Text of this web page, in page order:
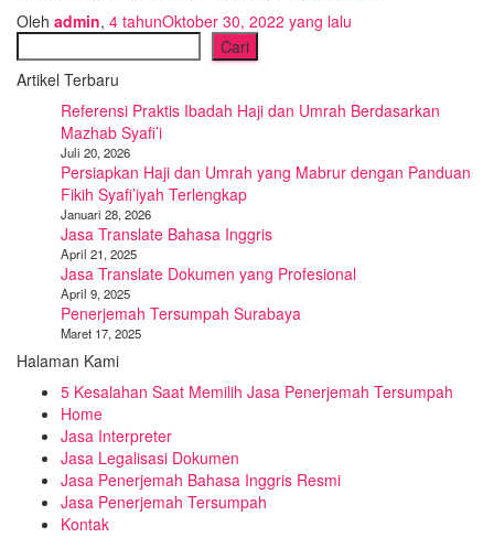
Oleh admin, 4 tahunOktober 30, 2022 yang lalu
Cari
Artikel Terbaru
Referensi Praktis Ibadah Haji dan Umrah Berdasarkan
Mazhab Syafi’i
Juli 20, 2026
Persiapkan Haji dan Umrah yang Mabrur dengan Panduan
Fikih Syafi’iyah Terlengkap
Januari 28, 2026
Jasa Translate Bahasa Inggris
April 21, 2025
Jasa Translate Dokumen yang Profesional
April 9, 2025
Penerjemah Tersumpah Surabaya
Maret 17, 2025
Halaman Kami
5 Kesalahan Saat Memilih Jasa Penerjemah Tersumpah
Home
Jasa Interpreter
Jasa Legalisasi Dokumen
Jasa Penerjemah Bahasa Inggris Resmi
Jasa Penerjemah Tersumpah
Kontak